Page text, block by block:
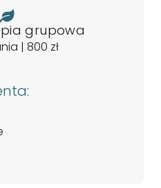
grupowa
| 800 zł